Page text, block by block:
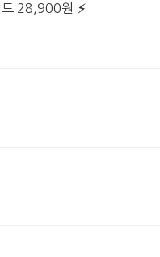
트 28,900원